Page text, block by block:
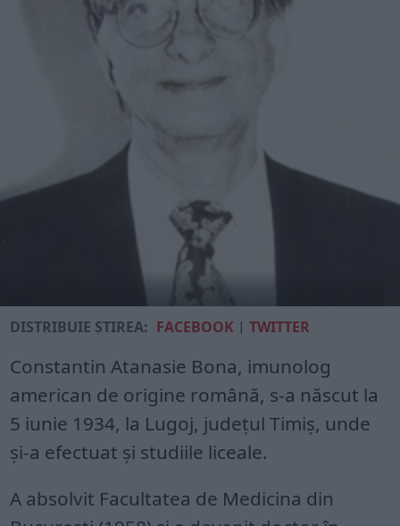
DISTRIBUIE ȘTIREA: FACEBOOK |TWITTER
Constantin Atanasie Bona, imunolog
american de origine română, s-a născut la
5 iunie 1934, la Lugoj, judeţul Timiş, unde
şi-a efectuat şi studiile liceale.
A absolvit Facultatea de Medicina din